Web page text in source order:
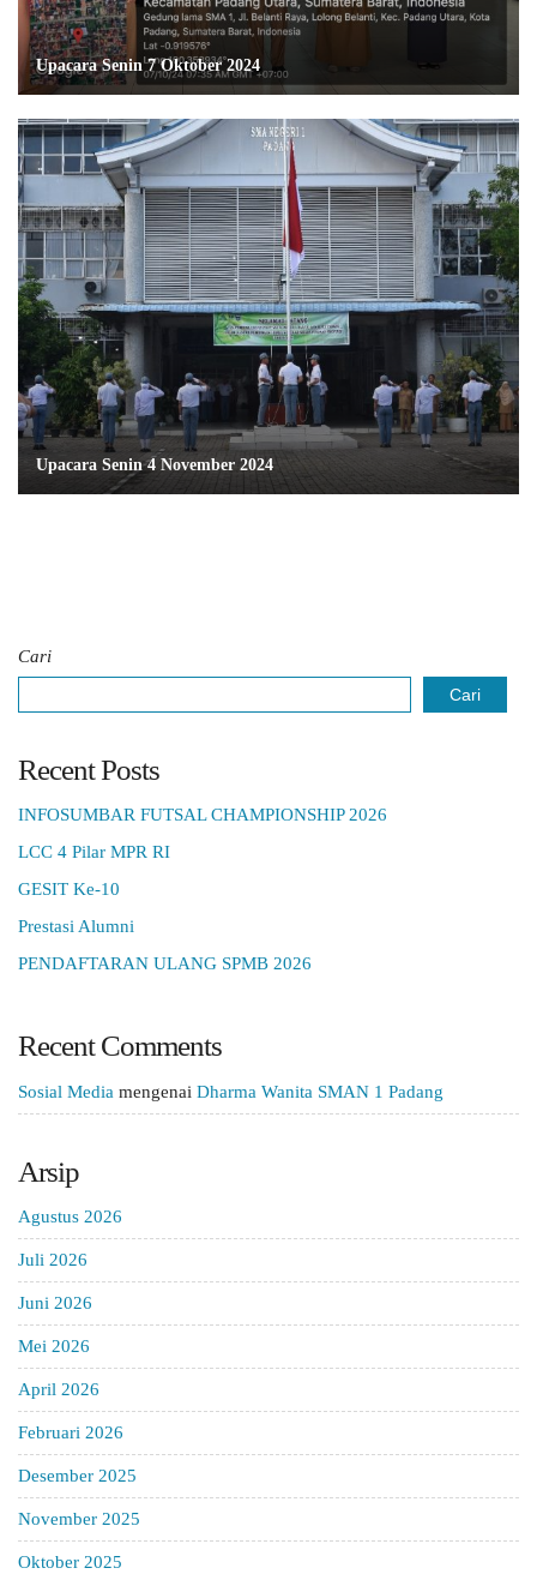
Upacara Senin 7 Oktober 2024
Upacara Senin 4 November 2024
Cari
Cari
Recent Posts
INFOSUMBAR FUTSAL CHAMPIONSHIP 2026
LCC 4 Pilar MPR RI
GESIT Ke-10
Prestasi Alumni
PENDAFTARAN ULANG SPMB 2026
Recent Comments
Sosial Media mengenai Dharma Wanita SMAN 1 Padang
Arsip
Agustus 2026
Juli 2026
Juni 2026
Mei 2026
April 2026
Februari 2026
Desember 2025
November 2025
Oktober 2025